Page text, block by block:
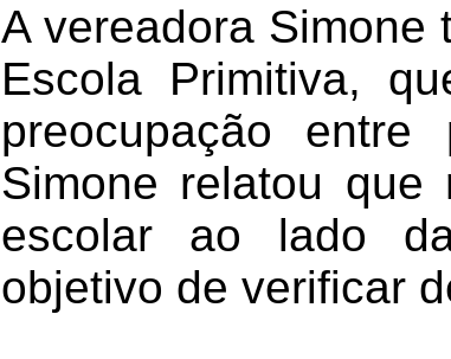
A vereadora Simone
Escola Primitiva,
preocupação
Simone relatou
escolar ao lado
objetivo de verificar